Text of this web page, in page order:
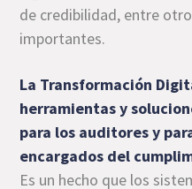
de credibilidad, entre
importantes.
La Transformación
herramientas y
para los auditores y
encargados del
Es un hecho que los